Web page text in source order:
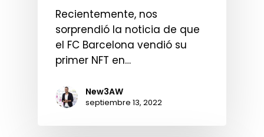
Recientemente, nos
sorprendió la noticia de que
el FC Barcelona vendió su
primer NFT en…
New3AW
septiembre 13, 2022